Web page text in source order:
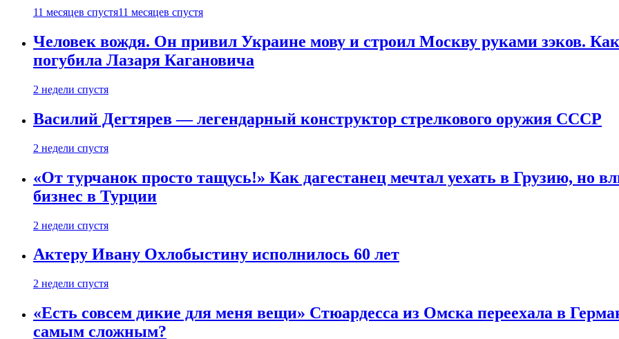
11 месяцев спустя11 месяцев спустя
Человек вождя. Он привил Украине мову и строил Москву руками зэков.
погубила Лазаря Кагановича
2 недели спустя
Василий Дегтярев — легендарный конструктор стрелкового оружия СССР
2 недели спустя
«От турчанок просто тащусь!» Как дагестанец мечтал уехать в Грузию, но
бизнес в Турции
2 недели спустя
Актеру Ивану Охлобыстину исполнилось 60 лет
2 недели спустя
«Есть совсем дикие для меня вещи» Стюардесса из Омска переехала в
самым сложным?